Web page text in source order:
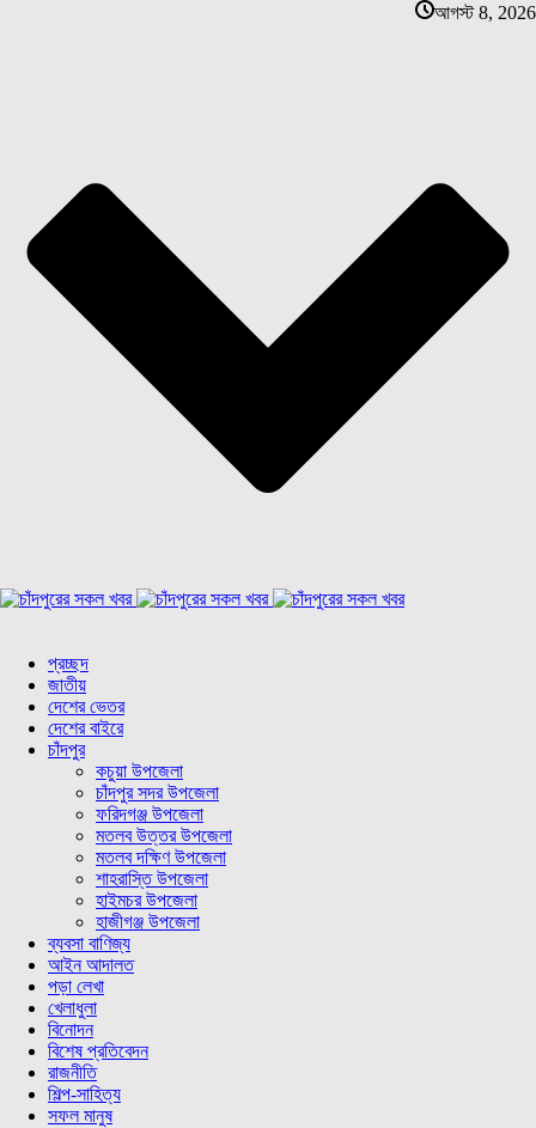
আগস্ট 8, 2026
প্রচ্ছদ
জাতীয়
দেশের ভেতর
দেশের বাইরে
চাঁদপুর
কচুয়া উপজেলা
চাঁদপুর সদর উপজেলা
ফরিদগঞ্জ উপজেলা
মতলব উত্তর উপজেলা
মতলব দক্ষিণ উপজেলা
শাহরাস্তি উপজেলা
হাইমচর উপজেলা
হাজীগঞ্জ উপজেলা
ব্যবসা বাণিজ্য
আইন আদালত
পড়া লেখা
খেলাধুলা
বিনোদন
বিশেষ প্রতিবেদন
রাজনীতি
শিল্প-সাহিত্য
সফল মানুষ